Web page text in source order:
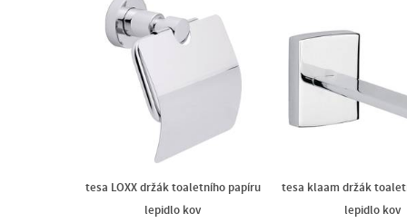
tesa LOXX držák toaletního papíru
lepidlo kov
tesa klaam držák
lepidlo kov